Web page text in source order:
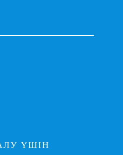
ҮШІН